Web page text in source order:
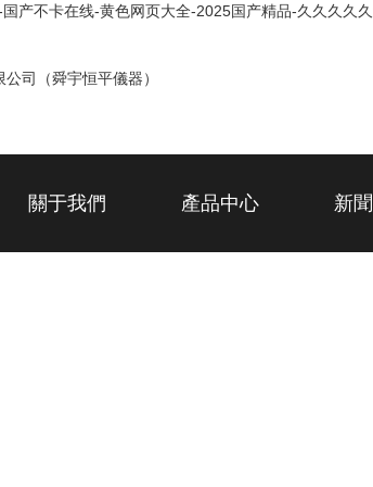
产不卡在线-黄色网页大全-2025国产精品-久久久
關于我們 產品中心 新